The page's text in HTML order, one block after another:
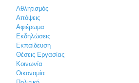
Αθλητισμός
Απόψεις
Αφιέρωμα
Εκδηλώσεις
Εκπαίδευση
Θέσεις Εργασίας
Κοινωνία
Οικονομία